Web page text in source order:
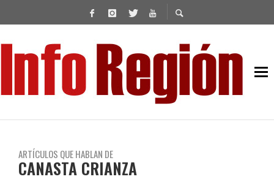
ARTÍCULOS QUE HABLAN DE
CANASTA CRIANZA